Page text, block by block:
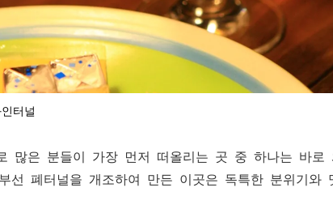
터널
많은 분들이 가장 먼저 떠올리는 곳 중 하나는 바로
선 폐터널을 개조하여 만든 이곳은 독특한 분위기와